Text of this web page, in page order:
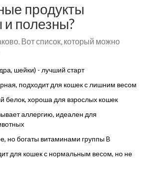
продукты
полезны?
Вот список, который можно
шейки) - лучший старт
подходит для кошек с лишним весом
белок, хороша для взрослых кошек
аллергию, идеален для
но богаты витаминами группы B
для кошек с нормальным весом, но не